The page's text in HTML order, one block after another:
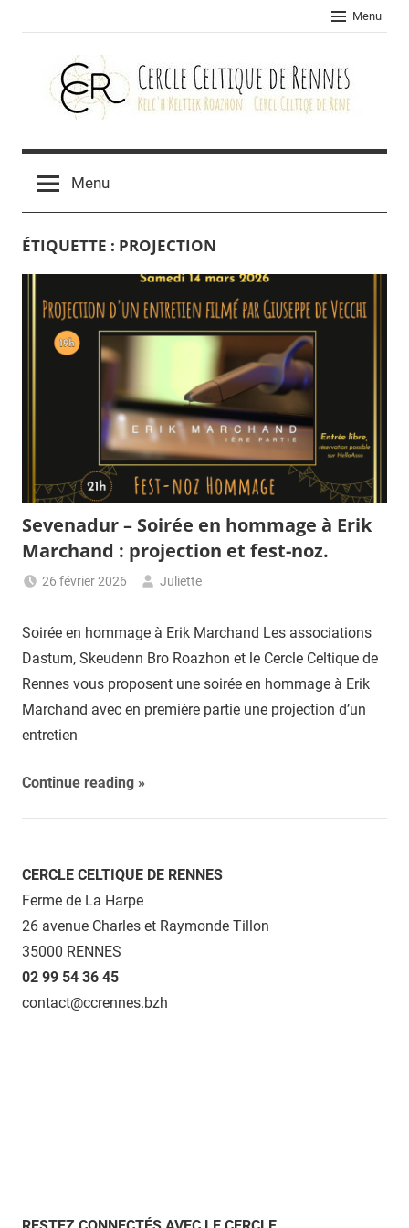
Menu
Cercle
celtique
de
Rennes
Menu
ÉTIQUETTE : PROJECTION
Sevenadur – Soirée en hommage à Erik
Marchand : projection et fest-noz.
26 février 2026 Juliette
Soirée en hommage à Erik Marchand Les associations
Dastum, Skeudenn Bro Roazhon et le Cercle Celtique de
Rennes vous proposent une soirée en hommage à Erik
Marchand avec en première partie une projection d’un
entretien
Continue reading
CERCLE CELTIQUE DE RENNES
Ferme de La Harpe
26 avenue Charles et Raymonde Tillon
35000 RENNES
02 99 54 36 45
contact@ccrennes.bzh